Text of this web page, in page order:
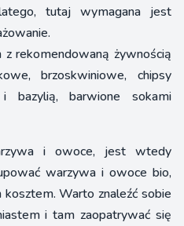
tutaj wymagana jest
rekomendowaną żywnością
brzoskwiniowe, chipsy
bazylią, barwione sokami
i owoce, jest wtedy
warzywa i owoce bio,
Warto znaleźć sobie
i tam zaopatrywać się